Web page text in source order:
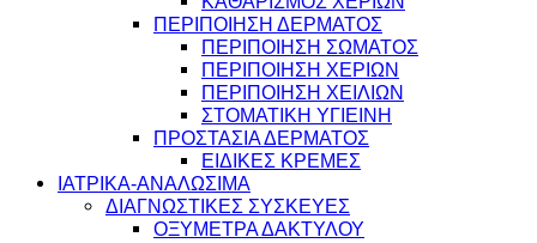
ΠΕΡΙΠΟΙΗΣΗ ΔΕΡΜΑΤΟΣ
ΠΕΡΙΠΟΙΗΣΗ ΣΩΜΑΤΟΣ
ΠΕΡΙΠΟΙΗΣΗ ΧΕΡΙΩΝ
ΠΕΡΙΠΟΙΗΣΗ ΧΕΙΛΙΩΝ
ΣΤΟΜΑΤΙΚΗ ΥΓΙΕΙΝΗ
ΠΡΟΣΤΑΣΙΑ ΔΕΡΜΑΤΟΣ
ΕΙΔΙΚΕΣ ΚΡΕΜΕΣ
ΙΑΤΡΙΚΑ-ΑΝΑΛΩΣΙΜΑ
ΔΙΑΓΝΩΣΤΙΚΕΣ ΣΥΣΚΕΥΕΣ
ΟΞΥΜΕΤΡΑ ΔΑΚΤΥΛΟΥ